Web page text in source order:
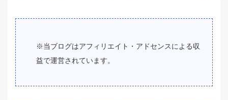
※当ブログはアフィリエイト・アドセンスによる収
益で運営されています。